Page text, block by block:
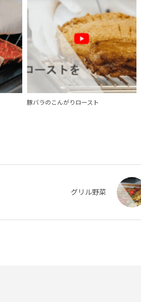
豚バラのこんがりロースト
グリル野菜